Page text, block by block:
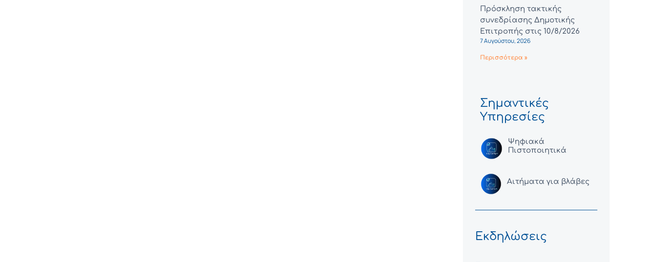
Πρόσκληση τακτικής
συνεδρίασης Δημοτικής
Επιτροπής στις 10/8/2026
7 Αυγούστου, 2026
Περισσότερα »
Σημαντικές
Υπηρεσίες
Ψηφιακά
Πιστοποιητικά
Αιτήματα για βλάβες
Εκδηλώσεις